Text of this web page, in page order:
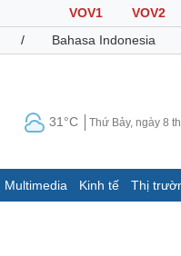
VOV1 VOV2
/ Bahasa Indonesia
31°C Thứ Bảy, ngày 8
Multimedia Kinh tế Thị